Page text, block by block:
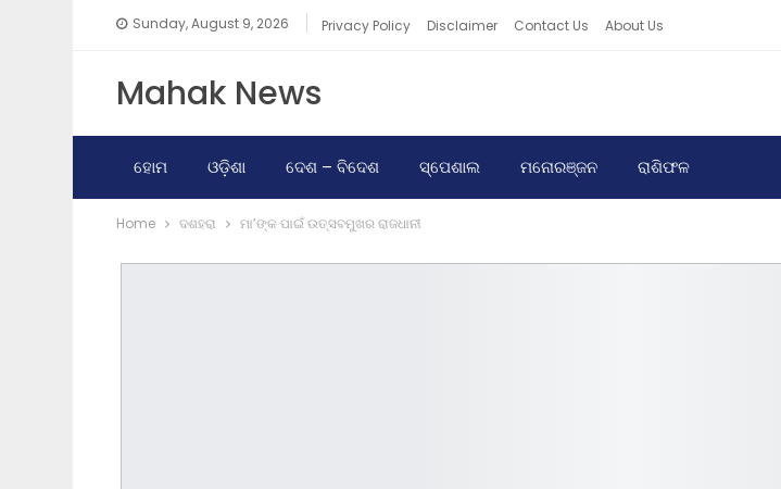
Sunday, August 9, 2026 Privacy Policy Disclaimer Contact Us About Us
Mahak News
ହୋମ ଓଡ଼ିଶା ଦେଶ – ବିଦେଶ ସ୍ପେଶାଲ ମନୋରଞ୍ଜନ ରାଶିଫଳ
Home ଦଶହରା ମା’ଙ୍କ ପାଇଁ ଉତ୍ସବମୁଖର ରାଜଧାନୀ